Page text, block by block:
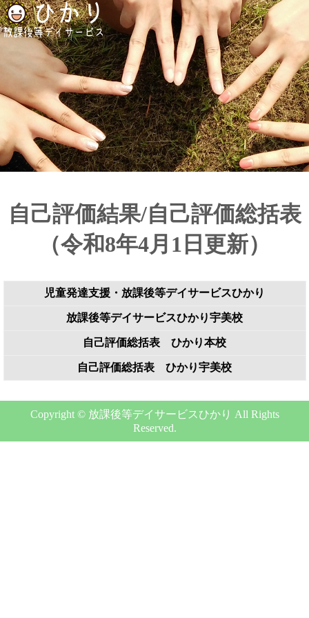
自己評価結果/自己評価総括表
（令和8年4月1日更新）
児童発達支援・放課後等デイサービスひかり
放課後等デイサービスひかり宇美校
自己評価総括表 ひかり本校
自己評価総括表 ひかり宇美校
Copyright © 放課後等デイサービスひかり All Rights
Reserved.